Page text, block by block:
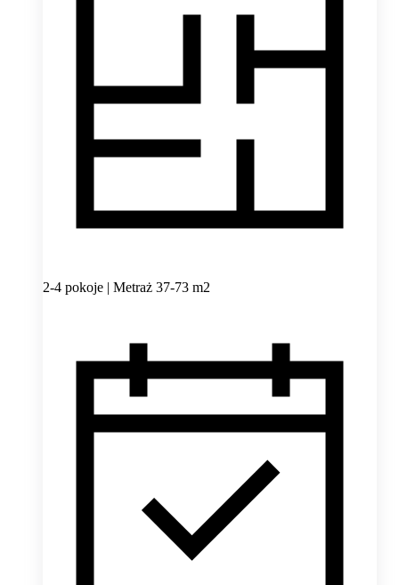
2-4 pokoje | Metraż 37-73 m2